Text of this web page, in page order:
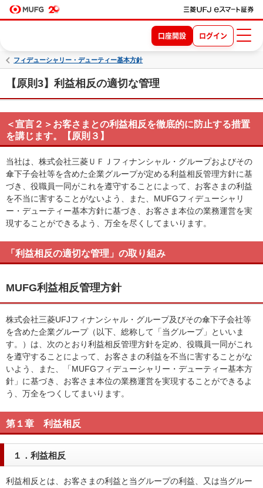
口座開設 ログイン
フィデューシャリー・デューティー基本方針
【原則3】利益相反の適切な管理
＜宣言２＞お客さまとの利益相反を徹底的に防止する措置
を講じます。【原則３】
当社は、株式会社三菱ＵＦＪフィナンシャル・グループおよびその
傘下子会社等を含めた企業グループが定める利益相反管理方針に基
づき、役職員一同がこれを遵守することによって、お客さまの利益
を不当に害することがないよう、また、MUFGフィデューシャリ
ー・デューティー基本方針に基づき、お客さま本位の業務運営を実
現することができるよう、万全を尽くしてまいります。
「利益相反の適切な管理」の取り組み
MUFG利益相反管理方針
株式会社三菱UFJフィナンシャル・グループ及びその傘下子会社等
を含めた企業グループ（以下、総称して「当グループ」といいま
す。）は、次のとおり利益相反管理方針を定め、役職員一同がこれ
を遵守することによって、お客さまの利益を不当に害することがな
いよう、また、「MUFGフィデューシャリー・デューティー基本方
針」に基づき、お客さま本位の業務運営を実現することができるよ
う、万全をつくしてまいります。
第１章 利益相反
１．利益相反
利益相反とは、お客さまの利益と当グループの利益、又は当グルー